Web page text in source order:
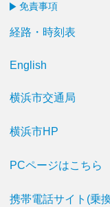
免責事項
経路・時刻表
English
横浜市交通局
横浜市HP
PCページはこちら
携帯電話サイト(乗